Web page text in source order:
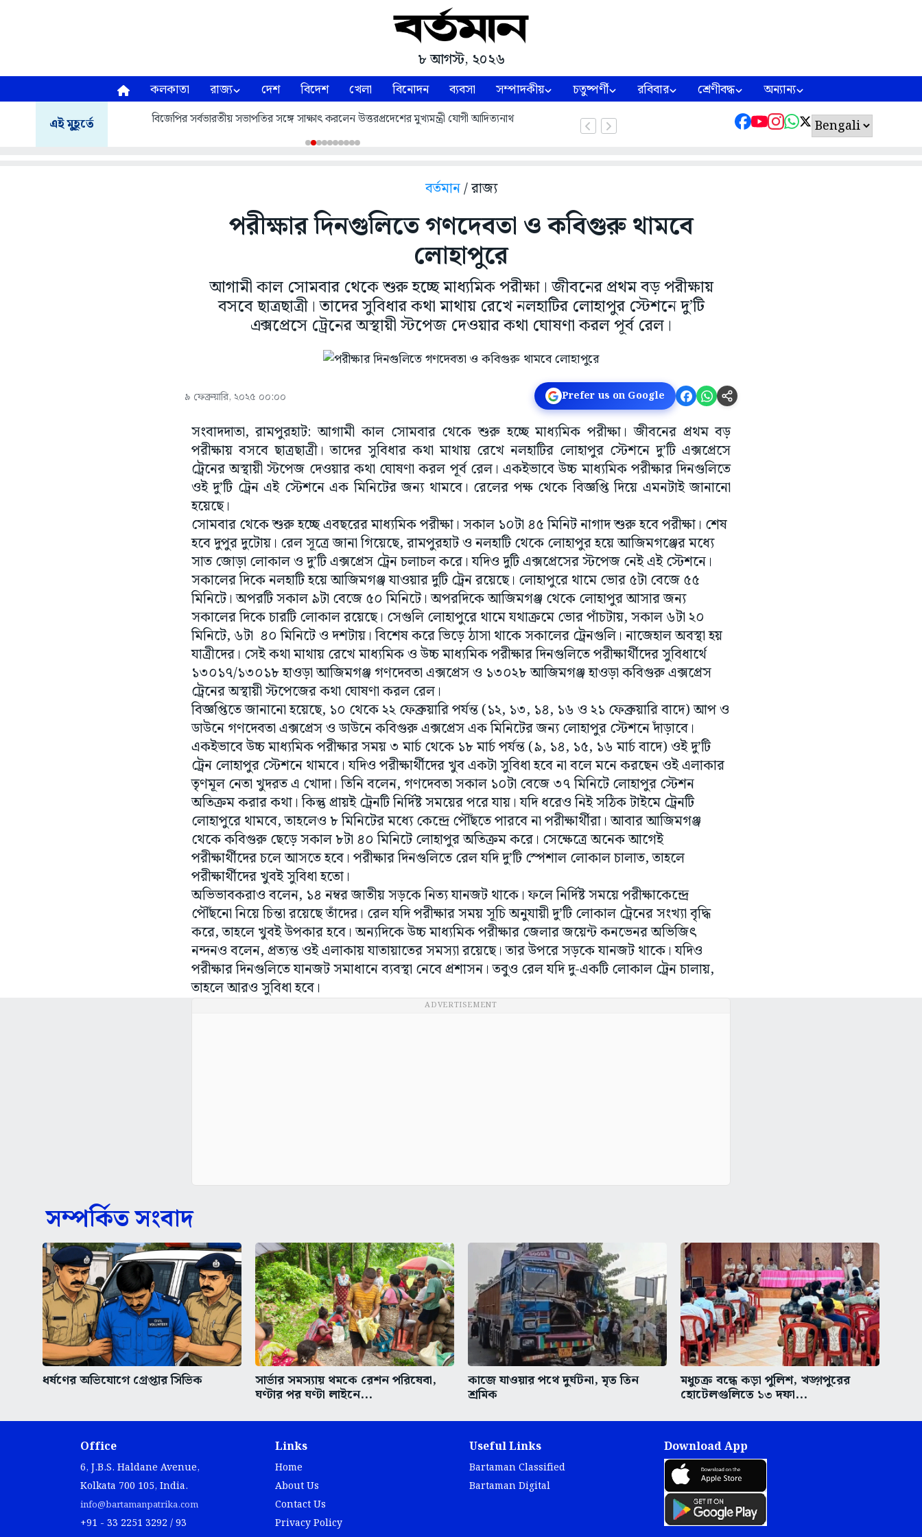
৮ আগস্ট, ২০২৬
কলকাতা রাজ্য দেশ বিদেশ খেলা বিনোদন ব্যবসা সম্পাদকীয় চতুষ্পর্ণী রবিবার শ্রেণীবদ্ধ অন্যান্য
এই মুহূর্তে বিজেপির সর্বভারতীয় সভাপতির সঙ্গে সাক্ষাৎ করলেন উত্তরপ্রদেশের মুখ্যমন্ত্রী যোগী আদিত্যনাথ
বর্তমান/ রাজ্য
পরীক্ষার দিনগুলিতে গণদেবতা ও কবিগুরু থামবে
লোহাপুরে
আগামী কাল সোমবার থেকে শুরু হচ্ছে মাধ্যমিক পরীক্ষা। জীবনের প্রথম বড় পরীক্ষায়
বসবে ছাত্রছাত্রী। তাদের সুবিধার কথা মাথায় রেখে নলহাটির লোহাপুর স্টেশনে দু’টি
এক্সপ্রেসে ট্রেনের অস্থায়ী স্টপেজ দেওয়ার কথা ঘোষণা করল পূর্ব রেল।
৯ ফেব্রুয়ারি, ২০২৫ ০০:০০ Prefer us on Google
সংবাদদাতা, রামপুরহাট: আগামী কাল সোমবার থেকে শুরু হচ্ছে মাধ্যমিক পরীক্ষা। জীবনের প্রথম বড়
পরীক্ষায় বসবে ছাত্রছাত্রী। তাদের সুবিধার কথা মাথায় রেখে নলহাটির লোহাপুর স্টেশনে দু’টি এক্সপ্রেসে
ট্রেনের অস্থায়ী স্টপেজ দেওয়ার কথা ঘোষণা করল পূর্ব রেল। একইভাবে উচ্চ মাধ্যমিক পরীক্ষার দিনগুলিতে
ওই দু’টি ট্রেন এই স্টেশনে এক মিনিটের জন্য থামবে। রেলের পক্ষ থেকে বিজ্ঞপ্তি দিয়ে এমনটাই জানানো
হয়েছে।
সোমবার থেকে শুরু হচ্ছে এবছরের মাধ্যমিক পরীক্ষা। সকাল ১০টা ৪৫ মিনিট নাগাদ শুরু হবে পরীক্ষা। শেষ
হবে দুপুর দুটোয়। রেল সূত্রে জানা গিয়েছে, রামপুরহাট ও নলহাটি থেকে লোহাপুর হয়ে আজিমগঞ্জের মধ্যে
সাত জোড়া লোকাল ও দু’টি এক্সপ্রেস ট্রেন চলাচল করে। যদিও দুটি এক্সপ্রেসের স্টপেজ নেই এই স্টেশনে।
সকালের দিকে নলহাটি হয়ে আজিমগঞ্জ যাওয়ার দুটি ট্রেন রয়েছে। লোহাপুরে থামে ভোর ৫টা বেজে ৫৫
মিনিটে। অপরটি সকাল ৯টা বেজে ৫০ মিনিটে। অপরদিকে আজিমগঞ্জ থেকে লোহাপুর আসার জন্য
সকালের দিকে চারটি লোকাল রয়েছে। সেগুলি লোহাপুরে থামে যথাক্রমে ভোর পাঁচটায়, সকাল ৬টা ২০
মিনিটে, ৬টা ৪০ মিনিটে ও দশটায়। বিশেষ করে ভিড়ে ঠাসা থাকে সকালের ট্রেনগুলি। নাজেহাল অবস্থা হয়
যাত্রীদের। সেই কথা মাথায় রেখে মাধ্যমিক ও উচ্চ মাধ্যমিক পরীক্ষার দিনগুলিতে পরীক্ষার্থীদের সুবিধার্থে
১৩০১৭/১৩০১৮ হাওড়া আজিমগঞ্জ গণদেবতা এক্সপ্রেস ও ১৩০২৮ আজিমগঞ্জ হাওড়া কবিগুরু এক্সপ্রেস
ট্রেনের অস্থায়ী স্টপেজের কথা ঘোষণা করল রেল।
বিজ্ঞপ্তিতে জানানো হয়েছে, ১০ থেকে ২২ ফেব্রুয়ারি পর্যন্ত (১২, ১৩, ১৪, ১৬ ও ২১ ফেব্রুয়ারি বাদে) আপ ও
ডাউনে গণদেবতা এক্সপ্রেস ও ডাউনে কবিগুরু এক্সপ্রেস এক মিনিটের জন্য লোহাপুর স্টেশনে দাঁড়াবে।
একইভাবে উচ্চ মাধ্যমিক পরীক্ষার সময় ৩ মার্চ থেকে ১৮ মার্চ পর্যন্ত (৯, ১৪, ১৫, ১৬ মার্চ বাদে) ওই দু’টি
ট্রেন লোহাপুর স্টেশনে থামবে। যদিও পরীক্ষার্থীদের খুব একটা সুবিধা হবে না বলে মনে করছেন ওই এলাকার
তৃণমূল নেতা খুদরত এ খোদা। তিনি বলেন, গণদেবতা সকাল ১০টা বেজে ৩৭ মিনিটে লোহাপুর স্টেশন
অতিক্রম করার কথা। কিন্তু প্রায়ই ট্রেনটি নির্দিষ্ট সময়ের পরে যায়। যদি ধরেও নিই সঠিক টাইমে ট্রেনটি
লোহাপুরে থামবে, তাহলেও ৮ মিনিটের মধ্যে কেন্দ্রে পৌঁছতে পারবে না পরীক্ষার্থীরা। আবার আজিমগঞ্জ
থেকে কবিগুরু ছেড়ে সকাল ৮টা ৪০ মিনিটে লোহাপুর অতিক্রম করে। সেক্ষেত্রে অনেক আগেই
পরীক্ষার্থীদের চলে আসতে হবে। পরীক্ষার দিনগুলিতে রেল যদি দু’টি স্পেশাল লোকাল চালাত, তাহলে
পরীক্ষার্থীদের খুবই সুবিধা হতো।
অভিভাবকরাও বলেন, ১৪ নম্বর জাতীয় সড়কে নিত্য যানজট থাকে। ফলে নির্দিষ্ট সময়ে পরীক্ষাকেন্দ্রে
পৌঁছনো নিয়ে চিন্তা রয়েছে তাঁদের। রেল যদি পরীক্ষার সময় সূচি অনুযায়ী দু’টি লোকাল ট্রেনের সংখ্যা বৃদ্ধি
করে, তাহলে খুবই উপকার হবে। অন্যদিকে উচ্চ মাধ্যমিক পরীক্ষার জেলার জয়েন্ট কনভেনর অভিজিৎ
নন্দনও বলেন, প্রত্যন্ত ওই এলাকায় যাতায়াতের সমস্যা রয়েছে। তার উপরে সড়কে যানজট থাকে। যদিও
পরীক্ষার দিনগুলিতে যানজট সমাধানে ব্যবস্থা নেবে প্রশাসন। তবুও রেল যদি দু-একটি লোকাল ট্রেন চালায়,
তাহলে আরও সুবিধা হবে।
ADVERTISEMENT
সম্পর্কিত সংবাদ
ধর্ষণের অভিযোগে গ্রেপ্তার সিভিক সার্ভার সমস্যায় থমকে রেশন পরিষেবা,
ঘণ্টার পর ঘণ্টা লাইনে...
কাজে যাওয়ার পথে দুর্ঘটনা, মৃত তিন
শ্রমিক
মধুচক্র বন্ধে কড়া পুলিশ, খড়্গপুরের
হোটেলগুলিতে ১৩ দফা...
Office
6, J.B.S. Haldane Avenue,
Kolkata 700 105, India.
info@bartamanpatrika.com
+91 - 33 2251 3292 / 93
Links
Home
About Us
Contact Us
Privacy Policy
Useful Links
Bartaman Classified
Bartaman Digital
Download App